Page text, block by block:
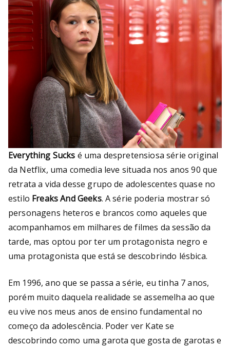
Everything Sucks é uma despretensiosa série original
da Netflix, uma comedia leve situada nos anos 90 que
retrata a vida desse grupo de adolescentes quase no
estilo Freaks And Geeks. A série poderia mostrar só
personagens heteros e brancos como aqueles que
acompanhamos em milhares de filmes da sessão da
tarde, mas optou por ter um protagonista negro e
uma protagonista que está se descobrindo lésbica.
Em 1996, ano que se passa a série, eu tinha 7 anos,
porém muito daquela realidade se assemelha ao que
eu vive nos meus anos de ensino fundamental no
começo da adolescência. Poder ver Kate se
descobrindo como uma garota que gosta de garotas e